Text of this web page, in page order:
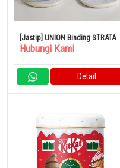
[Jastip] UNION Binding STRATA
23-24 M Putih
Hubungi Kami
Detail